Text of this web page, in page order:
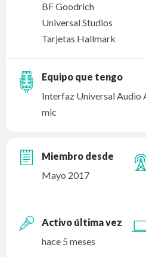
BF Goodrich
Universal Studios
Tarjetas Hallmark
Equipo que tengo
Interfaz Universal Audio
mic
Miembro desde
Mayo 2017
Activo última vez
hace 5 meses